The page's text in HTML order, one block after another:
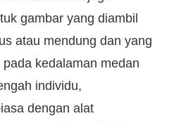
gambar yang diambil
atau mendung dan yang
kedalaman medan
individu,
dengan alat